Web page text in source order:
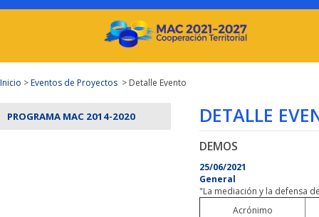
Inicio >Eventos de Proyectos > Detalle Evento
PROGRAMA MAC 2014-2020 DETALLE
DEMOS
25/06/2021
General
"La mediación y la defensa
Acrónimo